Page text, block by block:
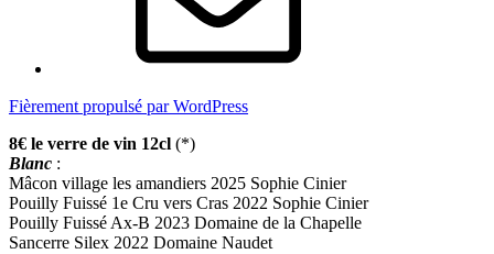
Fièrement propulsé par WordPress
8€ le verre de vin 12cl (*)
Blanc :
Mâcon village les amandiers 2025 Sophie Cinier
Pouilly Fuissé 1e Cru vers Cras 2022 Sophie Cinier
Pouilly Fuissé Ax-B 2023 Domaine de la Chapelle
Sancerre Silex 2022 Domaine Naudet